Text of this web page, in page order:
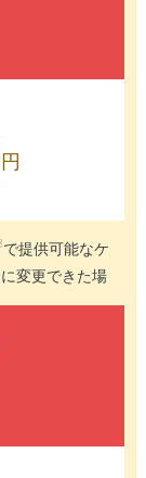
円
で提供可能なケ
変更できた場